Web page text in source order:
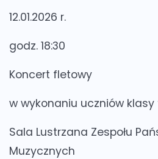
12.01.2026 r.
godz. 18:30
Koncert fletowy
w wykonaniu uczniów
Sala Lustrzana Zespołu
Muzycznych